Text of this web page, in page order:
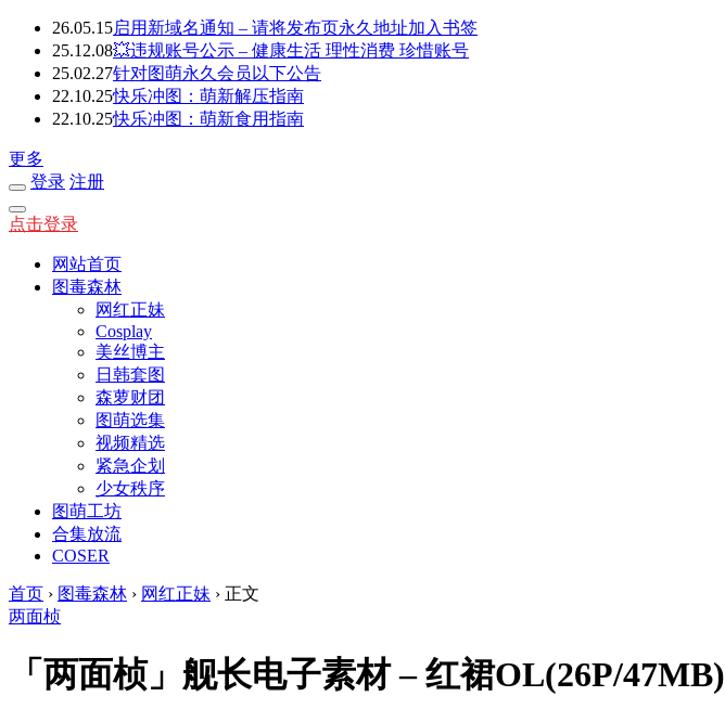
26.05.15启用新域名通知 – 请将发布页永久地址加入书签
25.12.08💥违规账号公示 – 健康生活 理性消费 珍惜账号
25.02.27针对图萌永久会员以下公告
22.10.25快乐冲图：萌新解压指南
22.10.25快乐冲图：萌新食用指南
更多
登录 注册
点击登录
网站首页
图毒森林
网红正妹
Cosplay
美丝博主
日韩套图
森萝财团
图萌选集
视频精选
紧急企划
少女秩序
图萌工坊
合集放流
COSER
首页 › 图毒森林 › 网红正妹 › 正文
两面桢
「两面桢」舰长电子素材 – 红裙OL(26P/47MB)